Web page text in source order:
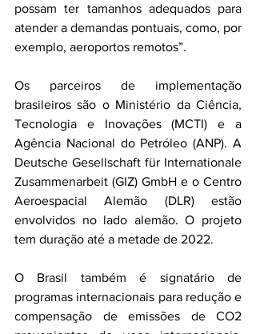
possam ter tamanhos adequados para
atender a demandas pontuais, como, por
exemplo, aeroportos remotos”.
Os parceiros de implementação
brasileiros são o Ministério da Ciência,
Tecnologia e Inovações (MCTI) e a
Agência Nacional do Petróleo (ANP). A
Deutsche Gesellschaft für Internationale
Zusammenarbeit (GIZ) GmbH e o Centro
Aeroespacial Alemão (DLR) estão
envolvidos no lado alemão. O projeto
tem duração até a metade de 2022.
O Brasil também é signatário de
programas internacionais para redução e
compensação de emissões de CO2